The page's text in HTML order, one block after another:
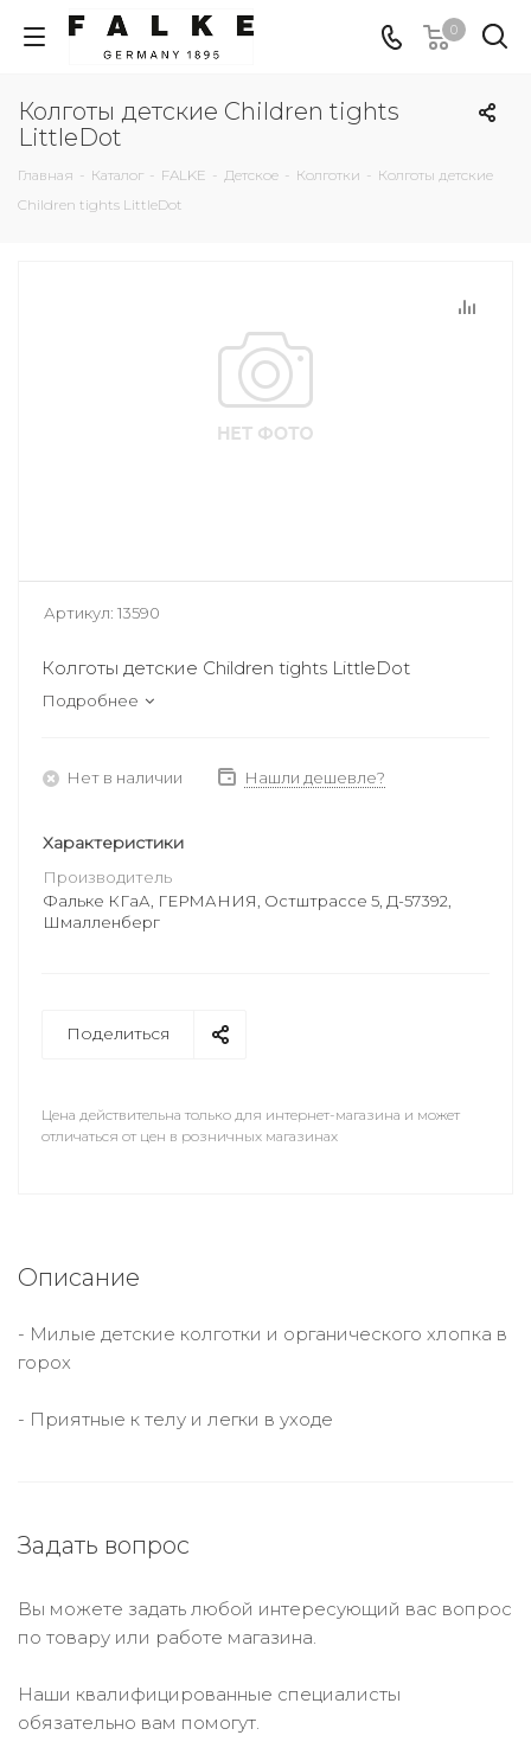
0
Колготы детские Children tights
LittleDot
Главная - Каталог - FALKE - Детское - Колготки - Колготы детские
Children tights LittleDot
Артикул: 13590
Колготы детские Children tights LittleDot
Подробнее
Нет в наличии Нашли дешевле?
Характеристики
Производитель
Фальке КГаА, ГЕРМАНИЯ, Остштрассе 5, Д-57392,
Шмалленберг
Поделиться
Цена действительна только для интернет-магазина и может
отличаться от цен в розничных магазинах
Описание
- Милые детские колготки и органического хлопка в
горох
- Приятные к телу и легки в уходе
Задать вопрос
Вы можете задать любой интересующий вас вопрос
по товару или работе магазина.
Наши квалифицированные специалисты
обязательно вам помогут.